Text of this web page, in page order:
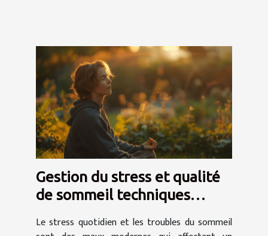
Gestion du stress et qualité
de sommeil techniques
son bien-être
Le stress quotidien et les troubles du sommeil